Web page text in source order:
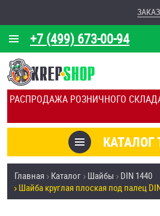
РАСПРОДАЖА РОЗНИЧНОГО
+7 (499) 673-00-94
О КОМПАНИИ
КАЛЬКУЛЯТОР
ОТЗЫВЫ
УСЛУГИ
СКИДКИ
КАТАЛОГ
Товары со скидкой
Анкеры
Главная Каталог Шайбы
DIN 1440
Шайба круглая плоская под палец